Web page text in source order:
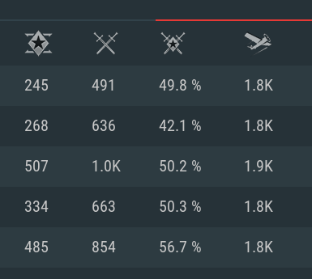
245 491 49.8 % 1.8K
268 636 42.1 % 1.8K
507 1.0K 50.2 % 1.9K
334 663 50.3 % 1.8K
485 854 56.7 % 1.8K